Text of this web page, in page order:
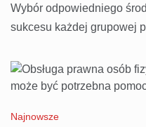
Wybór odpowiedniego
sukcesu każdej grupowej
Najnowsze